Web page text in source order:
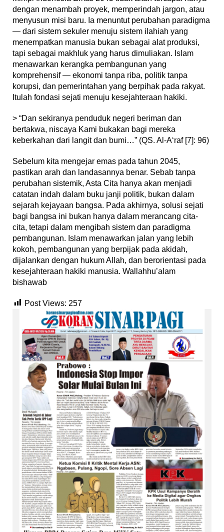
dengan menambah proyek, memperindah jargon, atau
menyusun misi baru. Ia menuntut perubahan paradigma
— dari sistem sekuler menuju sistem ilahiah yang
menempatkan manusia bukan sebagai alat produksi,
tapi sebagai makhluk yang harus dimuliakan. Islam
menawarkan kerangka pembangunan yang
komprehensif — ekonomi tanpa riba, politik tanpa
korupsi, dan pemerintahan yang berpihak pada rakyat.
Itulah fondasi sejati menuju kesejahteraan hakiki.
> “Dan sekiranya penduduk negeri beriman dan
bertakwa, niscaya Kami bukakan bagi mereka
keberkahan dari langit dan bumi…” (QS. Al-A‘raf [7]: 96)
Sebelum kita mengejar emas pada tahun 2045,
pastikan arah dan landasannya benar. Sebab tanpa
perubahan sistemik, Asta Cita hanya akan menjadi
catatan indah dalam buku janji politik, bukan dalam
sejarah kejayaan bangsa. Pada akhirnya, solusi sejati
bagi bangsa ini bukan hanya dalam merancang cita-
cita, tetapi dalam mengibah sistem dan paradigma
pembangunan. Islam menawarkan jalan yang lebih
kokoh, pembangunan yang berpijak pada akidah,
dijalankan dengan hukum Allah, dan berorientasi pada
kesejahteraan hakiki manusia. Wallahhu’alam
bishawab
Post Views: 257